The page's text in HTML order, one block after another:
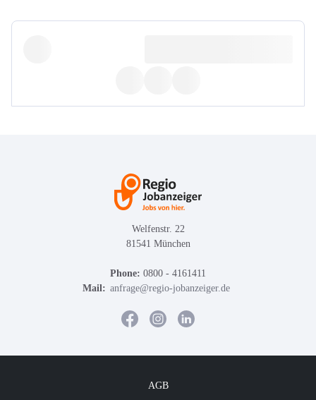
Welfenstr. 22
81541 München
Phone: 0800 - 4161411
Mail: anfrage@regio-jobanzeiger.de
AGB